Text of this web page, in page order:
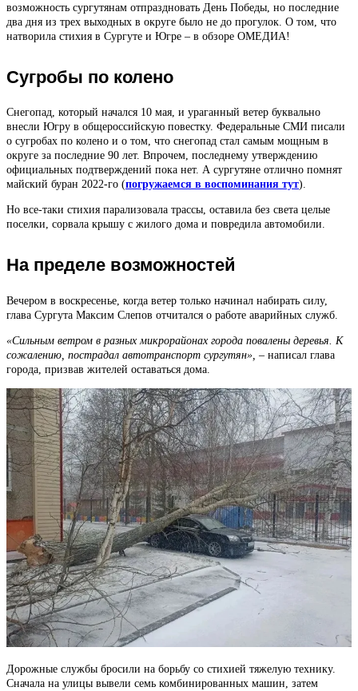
возможность сургутянам отпраздновать День Победы, но последние
два дня из трех выходных в округе было не до прогулок. О том, что
натворила стихия в Сургуте и Югре – в обзоре ОМЕДИА!
Сугробы по колено
Снегопад, который начался 10 мая, и ураганный ветер буквально
внесли Югру в общероссийскую повестку. Федеральные СМИ писали
о сугробах по колено и о том, что снегопад стал самым мощным в
округе за последние 90 лет. Впрочем, последнему утверждению
официальных подтверждений пока нет. А сургутяне отлично помнят
майский буран 2022-го (погружаемся в воспоминания тут).
Но все-таки стихия парализовала трассы, оставила без света целые
поселки, сорвала крышу с жилого дома и повредила автомобили.
На пределе возможностей
Вечером в воскресенье, когда ветер только начинал набирать силу,
глава Сургута Максим Слепов отчитался о работе аварийных служб.
«Сильным ветром в разных микрорайонах города повалены деревья. К
сожалению, пострадал автотранспорт сургутян», – написал глава
города, призвав жителей оставаться дома.
Дорожные службы бросили на борьбу со стихией тяжелую технику.
Сначала на улицы вывели семь комбинированных машин, затем